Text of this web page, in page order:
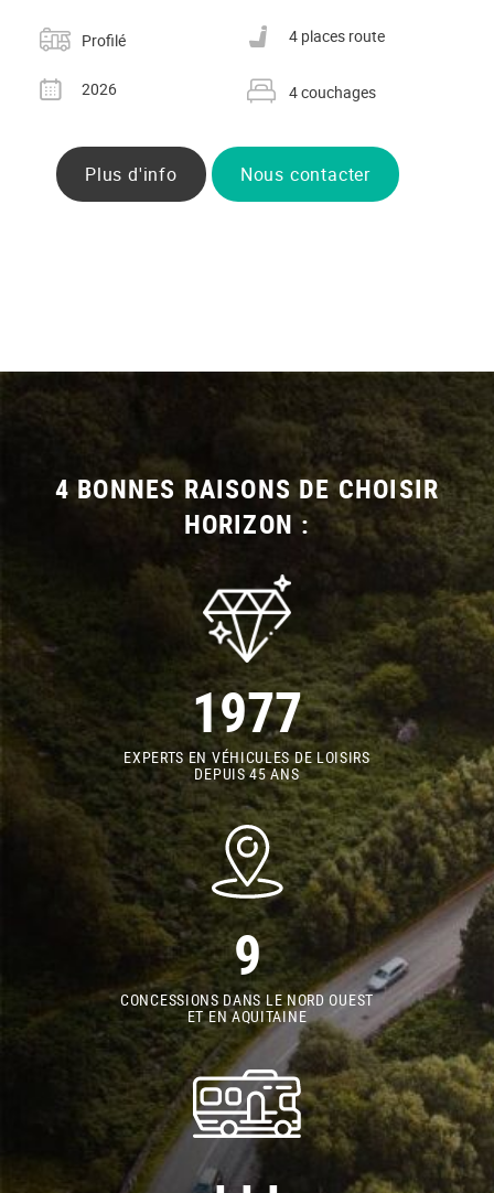
Catégorie
Profilé
Nombre de places carte grise
4 places route
Année
2026
Nombre de couchages
4 couchages
Plus d'info Nous contacter
4 BONNES RAISONS DE CHOISIR
HORIZON :
1977
EXPERTS EN VÉHICULES DE LOISIRS
DEPUIS 45 ANS
9
CONCESSIONS DANS LE NORD OUEST
ET EN AQUITAINE